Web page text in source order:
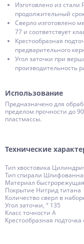
Изготовлено из
продолжительный
Сверло изготовлено
77 и соответствует
Крестообразная
предварительного
Угол заточки при
производительность
Использование
Предназначено для
пределом прочности до
пластмассы.
Технические
Тип хвостовика
Тип спирали
Материал
Покрытие Нитрид титана
Количество сверл в
Угол заточки, ° 135
Класс точности А
Крестообразная подточка